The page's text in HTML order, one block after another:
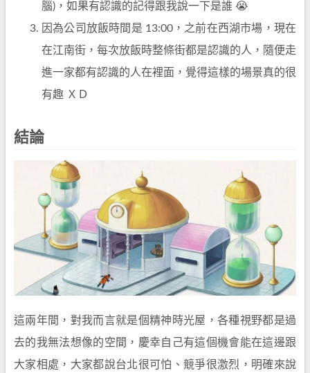
腦)，如果有認識的記得跟我說一下是誰 😭
因為公司放飯時間是 13:00，之前在西湖市場，現在
在江南街，每次放飯時整條街都是認識的人，隨便走
進一家都有認識的人在裡面，覺得這樣的場景真的很
有趣 ＸＤ
結論
這兩年間，對我而言就是個精神時光屋，各種視野都是過
去的我無法想像的空間，慶幸自己有這個機會能在這邊跟
大家相處，大家都說台北很可怕、競爭很激烈，明確來說